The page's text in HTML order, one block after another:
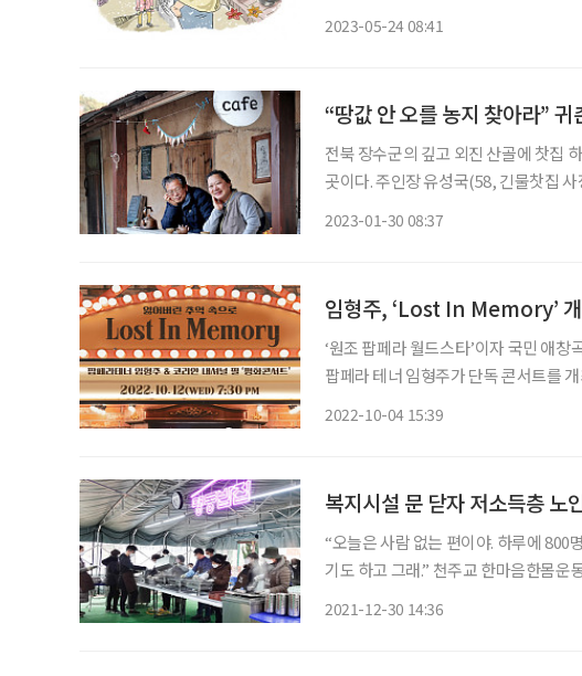
2023-05-24 08:41
“땅값 안 오를 농지 찾아라”
전북 장수군의 깊고 외진 산골에 찻집
곳이다. 주인장 유성국(58, 긴물찻집
2023-01-30 08:37
‘원조 팝페라 월드스타’이자 국민 애창
팝페라 테너 임형주가 단독 콘서트를
2022-10-04 15:39
복지시설 문 닫자 저소득층 노
“오늘은 사람 없는 편이야. 하루에 800
기도 하고 그래.” 천주교 한마음한몸운동본부가 운영하는 무료급식소 ‘명동밥집’에 입장하려
2021-12-30 14:36